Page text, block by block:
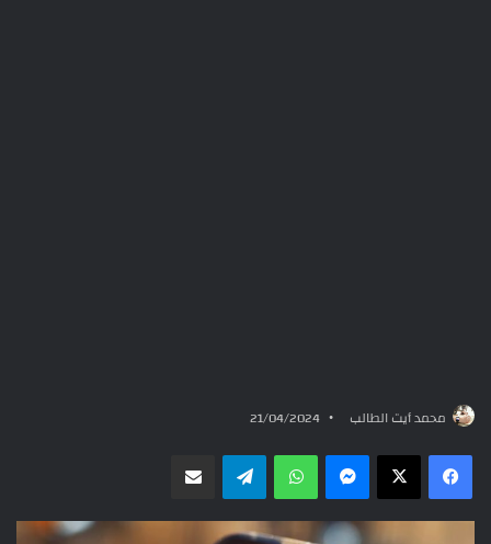
محمد أيت الطالب 21/04/2024
ماسنجر واتسابتيلقرام